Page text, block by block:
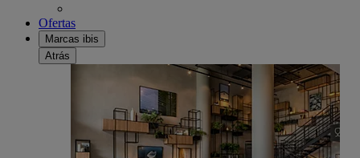
Ofertas
Marcas ibis
Atrás